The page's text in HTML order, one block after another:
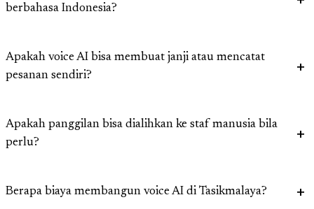
berbahasa Indonesia?
Apakah voice AI bisa membuat janji atau mencatat
pesanan sendiri?
Apakah panggilan bisa dialihkan ke staf manusia bila
perlu?
Berapa biaya membangun voice AI di Tasikmalaya?